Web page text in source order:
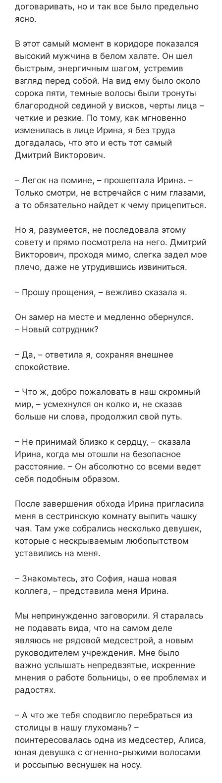
договаривать, но и так все было предельно
ясно.
В этот самый момент в коридоре показался
высокий мужчина в белом халате. Он шел
быстрым, энергичным шагом, устремив
взгляд перед собой. На вид ему было около
сорока пяти, темные волосы были тронуты
благородной сединой у висков, черты лица –
четкие и резкие. По тому, как мгновенно
изменилась в лице Ирина, я без труда
догадалась, что это и есть тот самый
Дмитрий Викторович.
– Легок на помине, – прошептала Ирина. –
Только смотри, не встречайся с ним глазами,
а то обязательно найдет к чему прицепиться.
Но я, разумеется, не последовала этому
совету и прямо посмотрела на него. Дмитрий
Викторович, проходя мимо, слегка задел мое
плечо, даже не утрудившись извиниться.
– Прошу прощения, – вежливо сказала я.
Он замер на месте и медленно обернулся.
– Новый сотрудник?
– Да, – ответила я, сохраняя внешнее
спокойствие.
– Что ж, добро пожаловать в наш скромный
мир, – усмехнулся он колко и, не сказав
больше ни слова, продолжил свой путь.
– Не принимай близко к сердцу, – сказала
Ирина, когда мы отошли на безопасное
расстояние. – Он абсолютно со всеми ведет
себя подобным образом.
После завершения обхода Ирина пригласила
меня в сестринскую комнату выпить чашку
чая. Там уже собрались несколько девушек,
которые с нескрываемым любопытством
уставились на меня.
– Знакомьтесь, это София, наша новая
коллега, – представила меня Ирина.
Мы непринужденно заговорили. Я старалась
не подавать вида, что на самом деле
являюсь не рядовой медсестрой, а новым
руководителем учреждения. Мне было
важно услышать непредвзятые, искренние
мнения о работе больницы, о ее проблемах и
радостях.
– А что же тебя сподвигло перебраться из
столицы в нашу глухомань? –
поинтересовалась одна из медсестер, Алиса,
юная девушка с огненно-рыжими волосами
и россыпью веснушек на носу.